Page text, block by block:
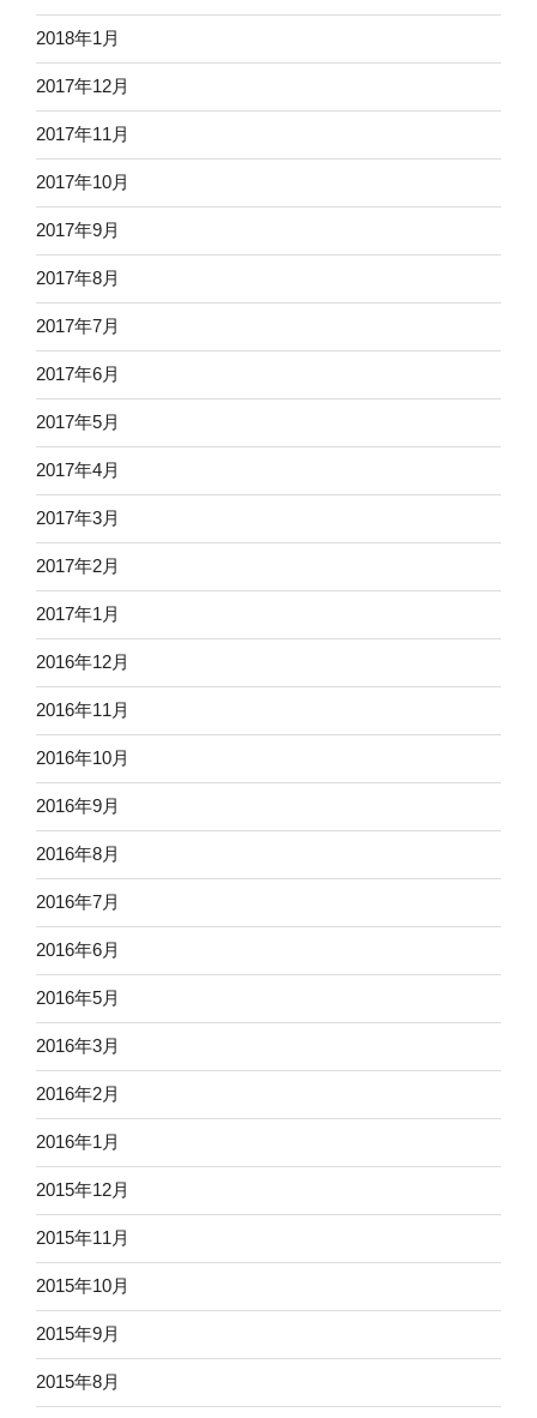
2018年1月
2017年12月
2017年11月
2017年10月
2017年9月
2017年8月
2017年7月
2017年6月
2017年5月
2017年4月
2017年3月
2017年2月
2017年1月
2016年12月
2016年11月
2016年10月
2016年9月
2016年8月
2016年7月
2016年6月
2016年5月
2016年3月
2016年2月
2016年1月
2015年12月
2015年11月
2015年10月
2015年9月
2015年8月